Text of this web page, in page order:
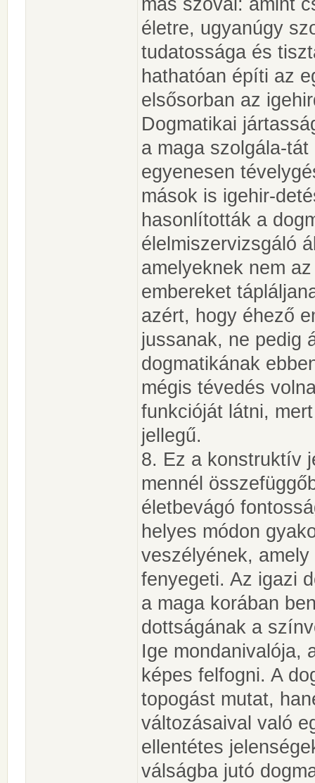
életre, ugyanúgy
tudatossága és
hathatóan építi az
elsősorban az
Dogmatikai
a maga szolgála-
egyenesen
mások is igehir-
hasonlították a
élelmiszervizsgáló
amelyeknek nem
embereket
azért, hogy éhező
jussanak, ne pedig
dogmatikának
mégis tévedés
funkcióját látni,
jellegű.
8. Ez a konstruktív
mennél
életbevágó
helyes módon
veszélyének,
fenyegeti. Az igazi
a maga korában
dottságának a
Ige mondanivalója,
képes felfogni. A
topogást mutat,
változásaival való
ellentétes
válságba jutó